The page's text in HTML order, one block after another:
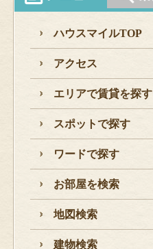
ハウスマイルTOP
アクセス
エリアで賃貸を探す
スポットで探す
ワードで探す
お部屋を検索
地図検索
建物検索